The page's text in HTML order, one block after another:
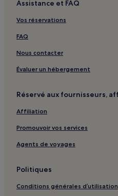
Cefalù : hôtels Hôtels d’affaires
Cefalù : hôtels
Tusa : hôtels Hôtels avec
Tusa : hôtels
Castelbuono : hôtels Hôtels
Gangi : hôtels Hôtels avec
Assistance et FAQ
Vos réservations
FAQ
Nous contacter
Évaluer un hébergement
Réservé aux fournisseurs,
Affiliation
Promouvoir vos services
Agents de voyages
Politiques
Conditions générales d’utilisation